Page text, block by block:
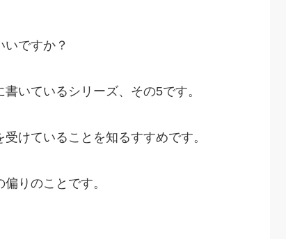
ですか？
いているシリーズ、その5です。
けていることを知るすすめです。
りのことです。